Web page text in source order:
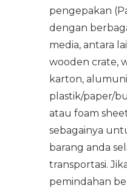
pengepakan
dengan
media, antara
wooden crate,
karton,
plastik/paper/
atau foam
sebagainya
barang anda
transportasi.
pemindahan